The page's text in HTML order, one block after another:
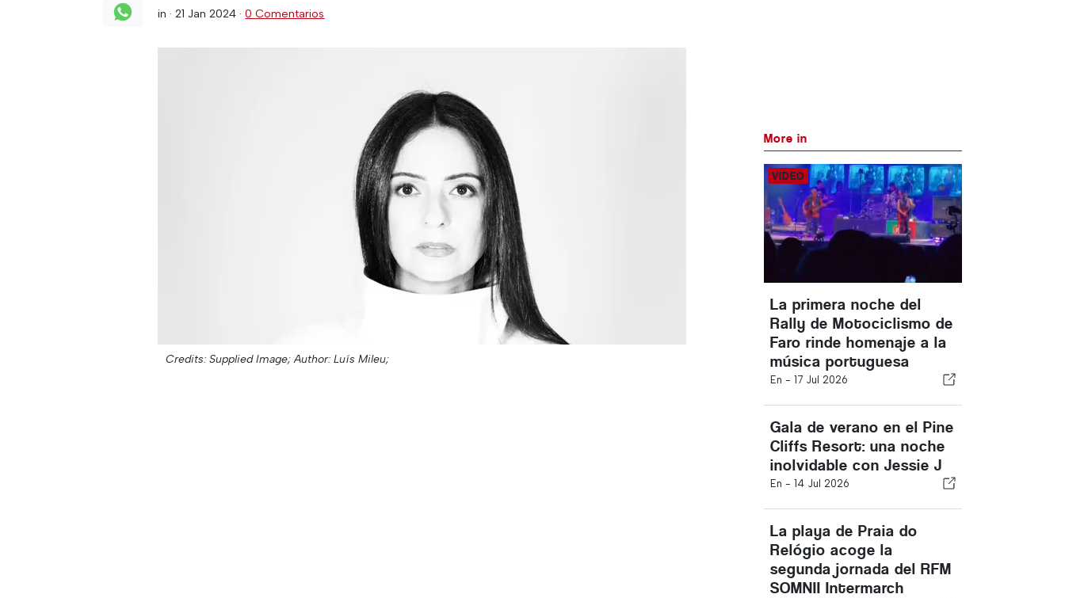
in ·21 Jan 2024 ·0 Comentarios
Credits: Supplied Image; Author: Luís Mileu;
More in
La primera noche del
Rally de Motociclismo de
Faro rinde homenaje a la
música portuguesa
En - 17 Jul 2026
Gala de verano en el Pine
Cliffs Resort: una noche
inolvidable con Jessie J
En - 14 Jul 2026
La playa de Praia do
Relógio acoge la
segunda jornada del RFM
SOMNII Intermarch